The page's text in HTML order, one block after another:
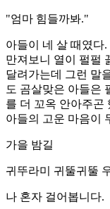
"엄마 힘들까봐."
아들이 네 살 때였다
만져보니 열이 펄펄
달려가는데 그런 말
도 곰살맞은 아들은
를 더 꼬옥 안아주곤
아들의 고운 마음이
가을 밤길
귀뚜라미 귀뚤귀뚤
나 혼자 걸어봅니다.